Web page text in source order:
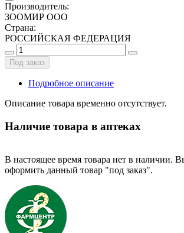
Производитель:
ЗООМИР ООО
Страна:
РОССИЙСКАЯ ФЕДЕРАЦИЯ
Под заказ
Подробное описание
Описание товара временно отсутствует.
Наличие товара в аптеках
В настоящее время товара нет в наличии.
оформить данный товар "под заказ".